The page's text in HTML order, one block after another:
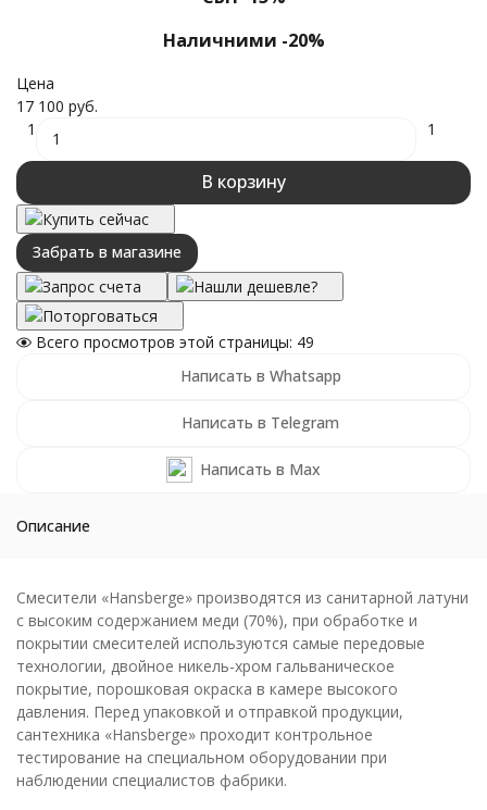
Наличними -20%
Цена
17 100 руб.
1
1
В корзину
Купить сейчас
Забрать в магазине
Запрос счета
Нашли дешевле?
Поторговаться
Всего просмотров этой страницы: 49
Написать в Whatsapp
Написать в Telegram
Написать в Max
Описание
Смесители «Hansberge» производятся из санитарной латуни
с высоким содержанием меди (70%), при обработке и
покрытии смесителей используются самые передовые
технологии, двойное никель-хром гальваническое
покрытие, порошковая окраска в камере высокого
давления. Перед упаковкой и отправкой продукции,
сантехника «Hansberge» проходит контрольное
тестирование на специальном оборудовании при
наблюдении специалистов фабрики.